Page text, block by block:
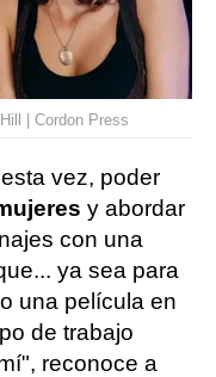
| Cordon Press
vez, poder
y abordar
con una
ya sea para
una película en
de trabajo
reconoce a